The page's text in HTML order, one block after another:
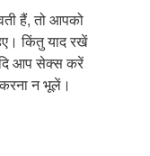
हैं, तो आपको
किंतु याद रखें
आप सेक्स करें
करना न भूलें।